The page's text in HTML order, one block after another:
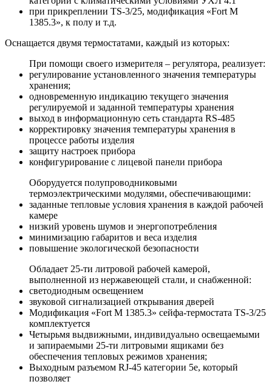
при прикреплении TS-3/25, модификация «Fort М
1385.3», к полу и т.д.
Оснащается двумя термостатами, каждый из которых:
При помощи своего измерителя – регулятора, реализует:
регулирование установленного значения температуры
хранения;
одновременную индикацию текущего значения
регулируемой и заданной температуры хранения
выход в информационную сеть стандарта RS-485
корректировку значения температуры хранения в
процессе работы изделия
защиту настроек прибора
конфигурирование с лицевой панели прибора
Оборудуется полупроводниковыми
термоэлектрическими модулями, обеспечивающими:
заданные тепловые условия хранения в каждой рабочей
камере
низкий уровень шумов и энергопотребления
минимизацию габаритов и веса изделия
повышение экологической безопасности
Обладает 25-ти литровой рабочей камерой,
выполненной из нержавеющей стали, и снабженной:
светодиодным освещением
звуковой сигнализацией открывания дверей
Модификация «Fort М 1385.3» сейфа-термостата TS-3/25
комплектуется
Четырьмя выдвижными, индивидуально освещаемыми
и запираемыми 25-ти литровыми ящиками без
обеспечения тепловых режимов хранения;
Выходным разъемом RJ-45 категории 5е, который
позволяет